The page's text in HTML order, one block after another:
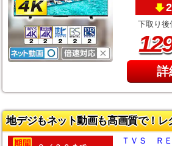
下取り後
詳
地デジもネット動画も高画質で！レ
ＴＶＳ Ｒ